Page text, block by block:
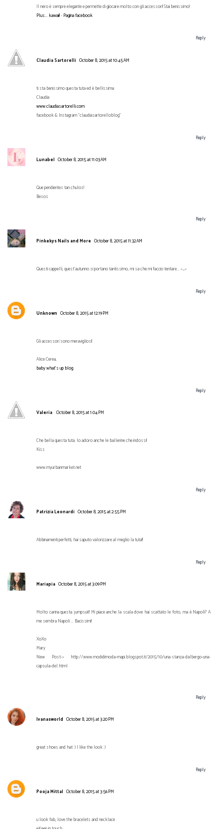
Il nero è sempre elegante e permette di giocare molto con gli accessori! Stai benissimo!
Plus... kawaii!- Pagina facebook
Reply
Claudia Sartorelli October 8, 2015 at 10:45 AM
ti sta benissimo questa tuta ed è bellissima
Claudia
www.claudiasartorelli.com
facebook & Instagram "claudiasartorelloblog"
Reply
Lunabel October 8, 2015 at 11:03 AM
Que pendientes tan chulos!
Besos
Reply
Pinkekys Nails and More October 8, 2015 at 11:32 AM
Questi cappelli, quest'autunno si portano tantissimo, mi sa che mi faccio tentare... ^_^
Reply
Unknown October 8, 2015 at 12:19 PM
Gli accessori sono meravigliosi!
Alice Cerea,
baby what's up blog
Reply
Valeria October 8, 2015 at 1:04 PM
Che bella questa tuta. Io adoro anche le ballerine che indossi!
Kiss
www.myurbanmarket.net
Reply
Patrizia Leonardi October 8, 2015 at 2:55 PM
Abbinamenti perfetti, hai saputo valorizzare al meglio la tuta!!
Reply
Mariapia October 8, 2015 at 3:09 PM
Molto carina questa jumpsuit! Mi piace anche la scala dove hai scattato le foto, ma è Napoli? A
me sembra Napoli ... Bacissimi!
XoXo
Mary
New Post-> http://www.modidimoda-mapi.blogspot.it/2015/10/una-stanza-dalbergo-una-
capsula-del.html
Reply
Ivanasworld October 8, 2015 at 3:20 PM
great shoes and hat :) I like the look :)
Reply
Pooja Mittal October 8, 2015 at 3:56 PM
u look fab, love the bracelets and necklace